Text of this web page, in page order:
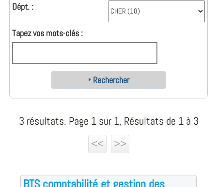
Dépt. :
Tapez vos mots-clés :
Rechercher
3 résultats. Page 1 sur 1, Résultats de 1 à 3
<<
>>
BTS comptabilité et gestion des